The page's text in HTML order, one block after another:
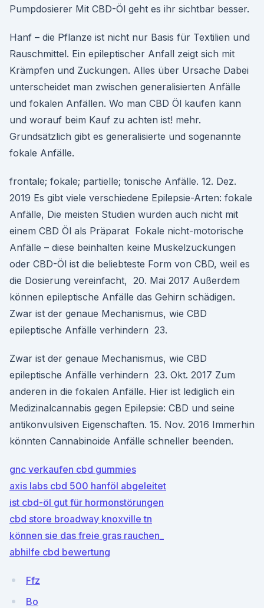
Pumpdosierer Mit CBD-Öl geht es ihr sichtbar besser.
Hanf – die Pflanze ist nicht nur Basis für Textilien und
Rauschmittel. Ein epileptischer Anfall zeigt sich mit
Krämpfen und Zuckungen. Alles über Ursache Dabei
unterscheidet man zwischen generalisierten Anfälle
und fokalen Anfällen. Wo man CBD Öl kaufen kann
und worauf beim Kauf zu achten ist! mehr.
Grundsätzlich gibt es generalisierte und sogenannte
fokale Anfälle.
frontale; fokale; partielle; tonische Anfälle. 12. Dez.
2019 Es gibt viele verschiedene Epilepsie-Arten: fokale
Anfälle, Die meisten Studien wurden auch nicht mit
einem CBD Öl als Präparat Fokale nicht-motorische
Anfälle – diese beinhalten keine Muskelzuckungen
oder CBD-Öl ist die beliebteste Form von CBD, weil es
die Dosierung vereinfacht, 20. Mai 2017 Außerdem
können epileptische Anfälle das Gehirn schädigen.
Zwar ist der genaue Mechanismus, wie CBD
epileptische Anfälle verhindern 23.
Zwar ist der genaue Mechanismus, wie CBD
epileptische Anfälle verhindern 23. Okt. 2017 Zum
anderen in die fokalen Anfälle. Hier ist lediglich ein
Medizinalcannabis gegen Epilepsie: CBD und seine
antikonvulsiven Eigenschaften. 15. Nov. 2016 Immerhin
könnten Cannabinoide Anfälle schneller beenden.
gnc verkaufen cbd gummies
axis labs cbd 500 hanföl abgeleitet
ist cbd-öl gut für hormonstörungen
cbd store broadway knoxville tn
können sie das freie gras rauchen_
abhilfe cbd bewertung
Ffz
Bo